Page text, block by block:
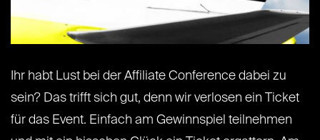
Ihr habt Lust bei der Affiliate Conference dabei zu
sein? Das trifft sich gut, denn wir verlosen ein Ticket
für das Event. Einfach am Gewinnspiel teilnehmen